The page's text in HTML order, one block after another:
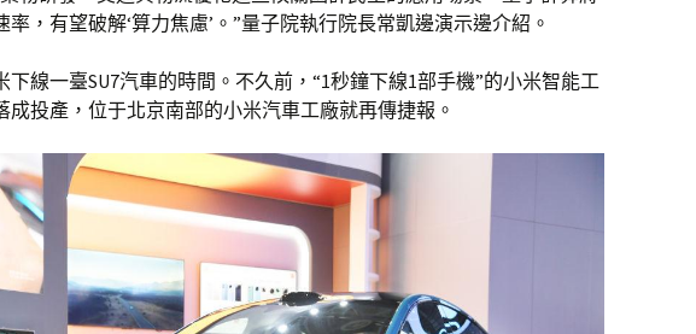
率，有望破解‘算力焦慮’。”量子院執行院長常凱邊演示邊介紹。
下線一臺SU7汽車的時間。不久前，“1秒鐘下線1部手機”的小米智能工
成投產，位于北京南部的小米汽車工廠就再傳捷報。